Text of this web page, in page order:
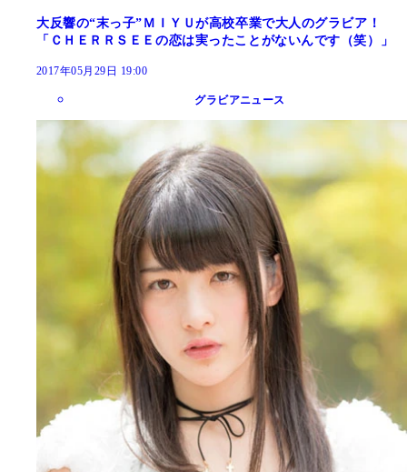
大反響の“末っ子”ＭＩＹＵが高校卒業で大人のグラビア！
「ＣＨＥＲＲＳＥＥの恋は実ったことがないんです（笑）」
2017年05月29日 19:00
グラビアニュース